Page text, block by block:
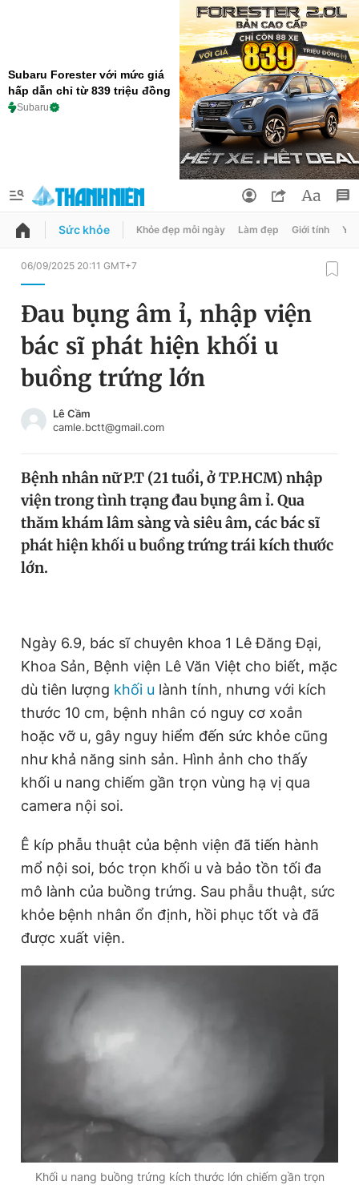
Subaru Forester với mức giá
hấp dẫn chỉ từ 839 triệu đồng
Subaru
QUẢNG CÁO ĐẶT BÁO
Chuyên mục
Chuyên mục khác
Chào ngày mới
Video Magazine
Sản phẩm khác
Thông tin tòa soạn Liên hệ quảng cáo
Đọc Thanh Niên trên điện thoại
Theo dõi báo trên
Hotline
0906 645 777
Liên hệ quảng cáo
Tổng biên tập: Nguyễn Ngọc Toàn
Phó tổng biên tập: Lâm Hiếu Dũng
Tổng thư ký tòa soạn: Đức Trung
© 2003-2026 Bản quyền thuộc về Báo Thanh Niên. Cấm sao
chép dưới mọi hình thức nếu không có sự chấp thuận bằng văn
bản. Phát triển bởi ePi Technologies, JSC.
Đổi mật khẩu
Tin đã lưu
Tin đã xem
Sức khỏe Khỏe đẹp mỗi ngày Làm đẹp Giới tính Y
06/09/2025 20:11 GMT+7
Đau bụng âm ỉ, nhập viện
bác sĩ phát hiện khối u
buồng trứng lớn
Lê Cầm
camle.bctt@gmail.com
Bệnh nhân nữ P.T (21 tuổi, ở TP.HCM) nhập
viện trong tình trạng đau bụng âm ỉ. Qua
thăm khám lâm sàng và siêu âm, các bác sĩ
phát hiện khối u buồng trứng trái kích thước
lớn.
Ngày 6.9, bác sĩ chuyên khoa 1 Lê Đăng Đại,
Khoa Sản, Bệnh viện Lê Văn Việt cho biết, mặc
dù tiên lượng khối u lành tính, nhưng với kích
thước 10 cm, bệnh nhân có nguy cơ xoắn
hoặc vỡ u, gây nguy hiểm đến sức khỏe cũng
như khả năng sinh sản. Hình ảnh cho thấy
khối u nang chiếm gần trọn vùng hạ vị qua
camera nội soi.
Ê kíp phẫu thuật của bệnh viện đã tiến hành
mổ nội soi, bóc trọn khối u và bảo tồn tối đa
mô lành của buồng trứng. Sau phẫu thuật, sức
khỏe bệnh nhân ổn định, hồi phục tốt và đã
được xuất viện.
Khối u nang buồng trứng kích thước lớn chiếm gần trọn